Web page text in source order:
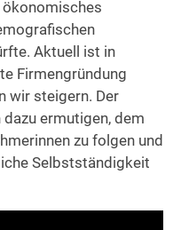
ökonomisches
Aktuell ist in
Firmengründung
wir steigern. Der
ermutigen, dem
zu folgen und
Selbstständigkeit